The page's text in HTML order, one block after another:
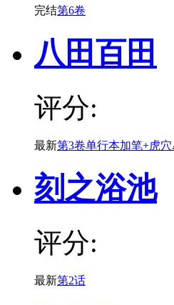
完结第6卷
八田百田
评分:
最新第3卷单行本加笔+虎
刻之浴池
评分:
最新第2话